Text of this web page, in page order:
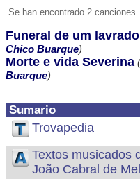
Se han encontrado 2 canciones.
Sumario
Trovapedia
Textos musicados
João Cabral de
Funeral de um
Chico Buarque)
Morte e vida Severina (
Buarque)